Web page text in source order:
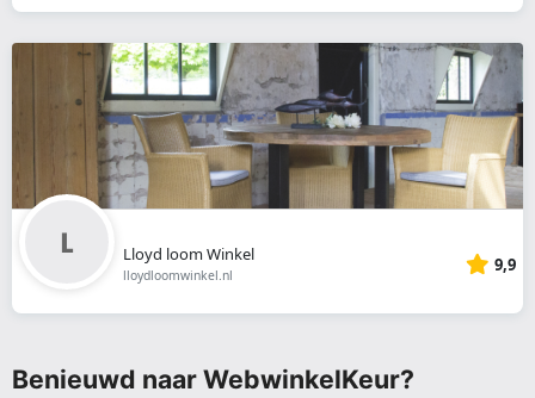
Lloyd loom Winkel
lloydloomwinkel.nl 9,9
Benieuwd naar WebwinkelKeur?